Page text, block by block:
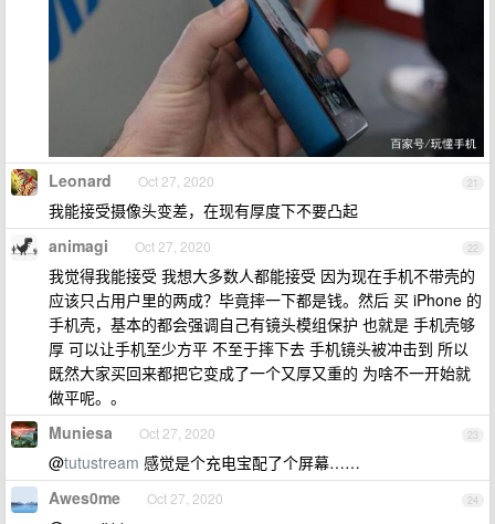
21
Leonard Oct 27, 2020
我能接受摄像头变差，在现有厚度下不要凸起
22
animagi Oct 27, 2020
我觉得我能接受 我想大多数人都能接受 因为现在手机不带壳的
应该只占用户里的两成？毕竟摔一下都是钱。然后 买 iPhone 的
手机壳，基本的都会强调自己有镜头模组保护 也就是 手机壳够
厚 可以让手机至少方平 不至于摔下去 手机镜头被冲击到 所以
既然大家买回来都把它变成了一个又厚又重的 为啥不一开始就
做平呢。。
23
Muniesa Oct 27, 2020
@tutustream 感觉是个充电宝配了个屏幕……
24
Awes0me Oct 27, 2020